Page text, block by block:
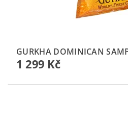
GURKHA DOMINICAN
1 299 Kč